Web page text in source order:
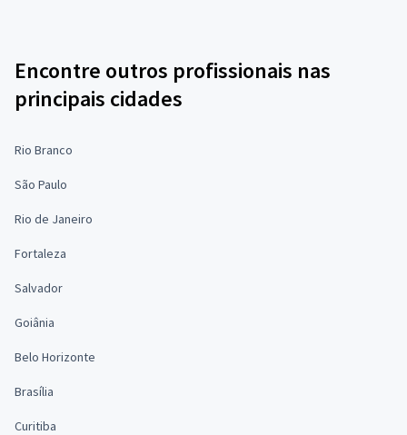
Encontre outros profissionais nas
principais cidades
Rio Branco
São Paulo
Rio de Janeiro
Fortaleza
Salvador
Goiânia
Belo Horizonte
Brasília
Curitiba